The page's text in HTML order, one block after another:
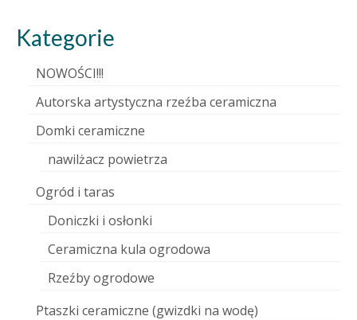
Kategorie
NOWOŚCI!!!
Autorska artystyczna rzeźba ceramiczna
Domki ceramiczne
nawilżacz powietrza
Ogród i taras
Doniczki i osłonki
Ceramiczna kula ogrodowa
Rzeźby ogrodowe
Ptaszki ceramiczne (gwizdki na wodę)